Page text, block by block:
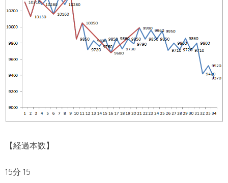
【経過本数】
15分 15